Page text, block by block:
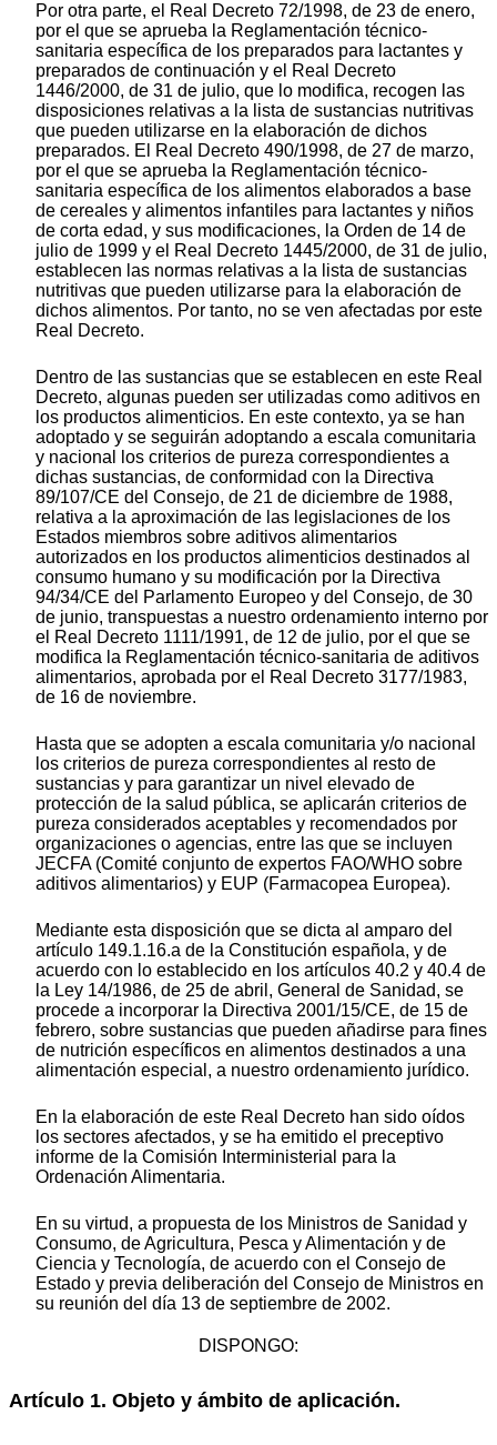
Por otra parte, el Real Decreto 72/1998, de 23 de enero,
por el que se aprueba la Reglamentación técnico-
sanitaria específica de los preparados para lactantes y
preparados de continuación y el Real Decreto
1446/2000, de 31 de julio, que lo modifica, recogen las
disposiciones relativas a la lista de sustancias nutritivas
que pueden utilizarse en la elaboración de dichos
preparados. El Real Decreto 490/1998, de 27 de marzo,
por el que se aprueba la Reglamentación técnico-
sanitaria específica de los alimentos elaborados a base
de cereales y alimentos infantiles para lactantes y niños
de corta edad, y sus modificaciones, la Orden de 14 de
julio de 1999 y el Real Decreto 1445/2000, de 31 de julio,
establecen las normas relativas a la lista de sustancias
nutritivas que pueden utilizarse para la elaboración de
dichos alimentos. Por tanto, no se ven afectadas por este
Real Decreto.
Dentro de las sustancias que se establecen en este Real
Decreto, algunas pueden ser utilizadas como aditivos en
los productos alimenticios. En este contexto, ya se han
adoptado y se seguirán adoptando a escala comunitaria
y nacional los criterios de pureza correspondientes a
dichas sustancias, de conformidad con la Directiva
89/107/CE del Consejo, de 21 de diciembre de 1988,
relativa a la aproximación de las legislaciones de los
Estados miembros sobre aditivos alimentarios
autorizados en los productos alimenticios destinados al
consumo humano y su modificación por la Directiva
94/34/CE del Parlamento Europeo y del Consejo, de 30
de junio, transpuestas a nuestro ordenamiento interno por
el Real Decreto 1111/1991, de 12 de julio, por el que se
modifica la Reglamentación técnico-sanitaria de aditivos
alimentarios, aprobada por el Real Decreto 3177/1983,
de 16 de noviembre.
Hasta que se adopten a escala comunitaria y/o nacional
los criterios de pureza correspondientes al resto de
sustancias y para garantizar un nivel elevado de
protección de la salud pública, se aplicarán criterios de
pureza considerados aceptables y recomendados por
organizaciones o agencias, entre las que se incluyen
JECFA (Comité conjunto de expertos FAO/WHO sobre
aditivos alimentarios) y EUP (Farmacopea Europea).
Mediante esta disposición que se dicta al amparo del
artículo 149.1.16.a de la Constitución española, y de
acuerdo con lo establecido en los artículos 40.2 y 40.4 de
la Ley 14/1986, de 25 de abril, General de Sanidad, se
procede a incorporar la Directiva 2001/15/CE, de 15 de
febrero, sobre sustancias que pueden añadirse para fines
de nutrición específicos en alimentos destinados a una
alimentación especial, a nuestro ordenamiento jurídico.
En la elaboración de este Real Decreto han sido oídos
los sectores afectados, y se ha emitido el preceptivo
informe de la Comisión Interministerial para la
Ordenación Alimentaria.
En su virtud, a propuesta de los Ministros de Sanidad y
Consumo, de Agricultura, Pesca y Alimentación y de
Ciencia y Tecnología, de acuerdo con el Consejo de
Estado y previa deliberación del Consejo de Ministros en
su reunión del día 13 de septiembre de 2002.
DISPONGO:
Artículo 1. Objeto y ámbito de aplicación.